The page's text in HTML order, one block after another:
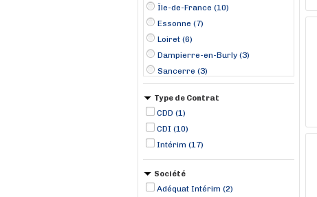
Île-de-France (10)
Essonne (7)
Loiret (6)
Dampierre-en-Burly (3)
Sancerre (3)
Amboise (2)
Antony (2)
Saint-Georges-sur-Arnon (2)
Wissous (2)
Bourges (1)
Type de Contrat
CDD (1)
CDI (10)
Intérim (17)
Société
Adéquat Intérim (2)